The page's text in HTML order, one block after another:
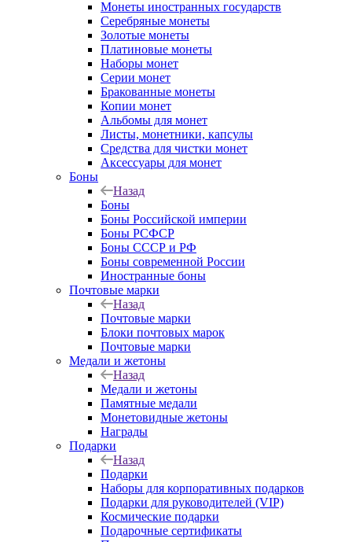
Монеты иностранных государств
Серебряные монеты
Золотые монеты
Платиновые монеты
Наборы монет
Серии монет
Бракованные монеты
Копии монет
Альбомы для монет
Листы, монетники, капсулы
Средства для чистки монет
Аксессуары для монет
Боны
Назад
Боны
Боны Российской империи
Боны РСФСР
Боны СССР и РФ
Боны современной России
Иностранные боны
Почтовые марки
Назад
Почтовые марки
Блоки почтовых марок
Почтовые марки
Медали и жетоны
Назад
Медали и жетоны
Памятные медали
Монетовидные жетоны
Награды
Подарки
Назад
Подарки
Наборы для корпоративных подарков
Подарки для руководителей (VIP)
Космические подарки
Подарочные сертификаты